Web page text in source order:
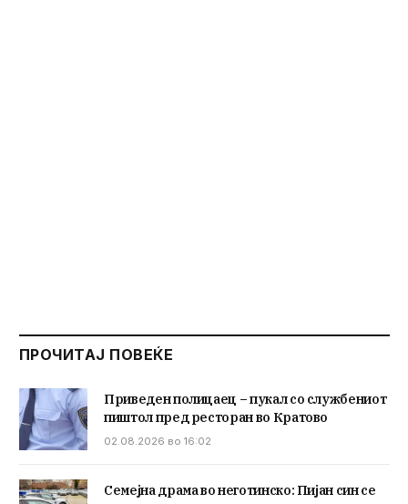
ПРОЧИТАЈ ПОВЕЌЕ
Приведен полицаец – пукал со службениот
пиштол пред ресторан во Кратово
02.08.2026 во 16:02
Семејна драма во неготинско: Пијан син се